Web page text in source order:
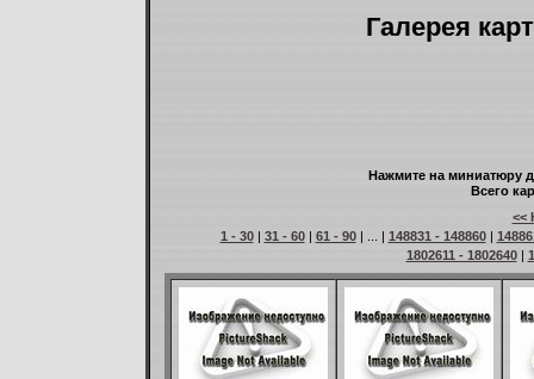
Галерея
Нажмите на миниатюру
Всего
<<
1 - 30| 31 - 60| 61 - 90| ... | 148831 - 148860|
1802611 - 1802640|